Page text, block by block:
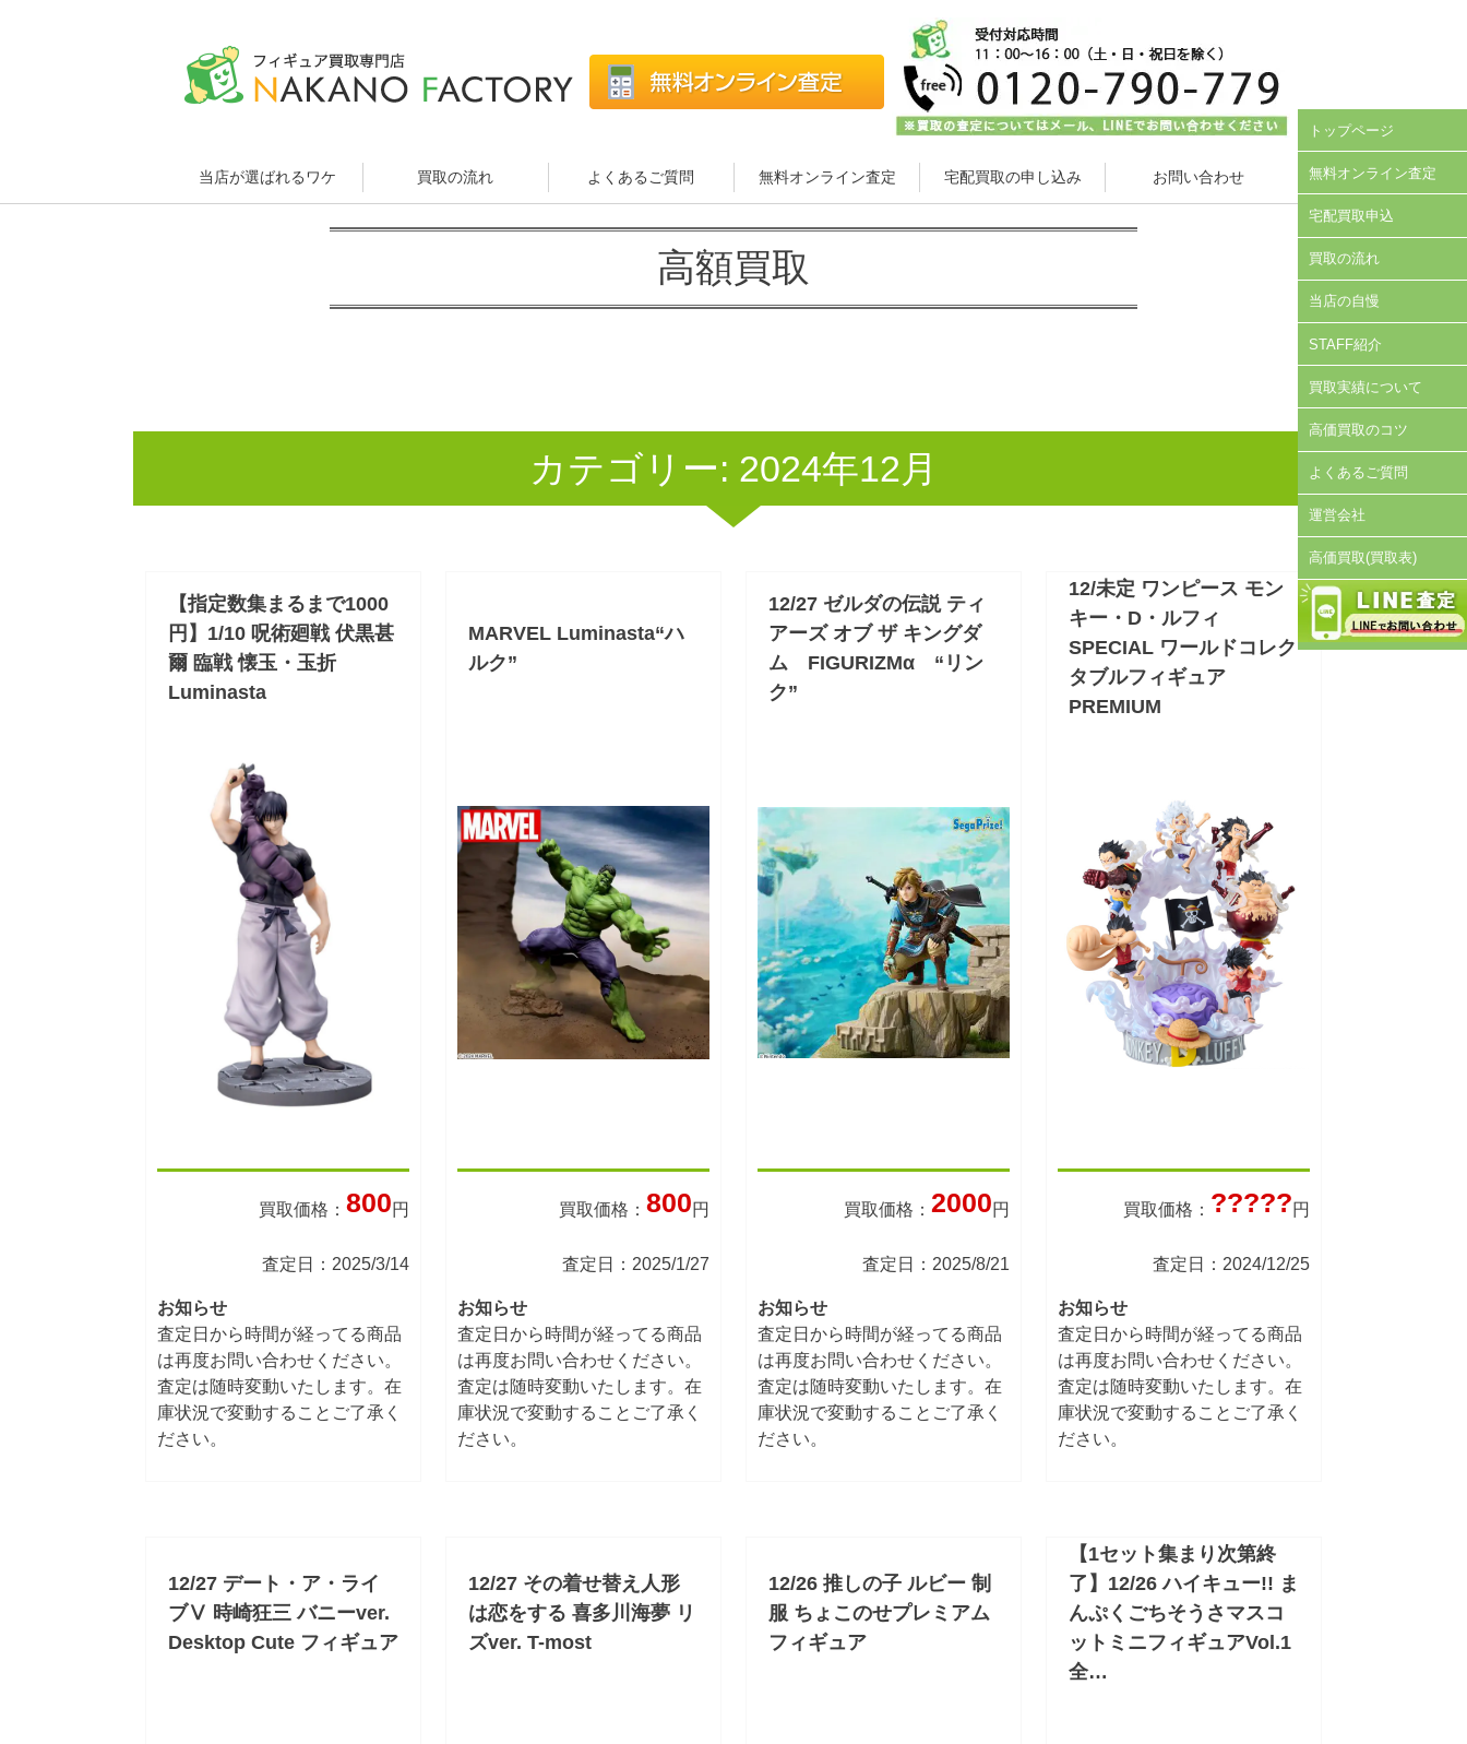
当店が選ばれるワケ 買取の流れ よくあるご質問 無料オンライン査定 宅配買取の申し込み お問い合わせ
高額買取
カテゴリー: 2024年12月
【指定数集まるまで1000
円】1/10 呪術廻戦 伏黒甚
爾 臨戦 懐玉・玉折
Luminasta
買取価格： 800円
査定日：2025/3/14
お知らせ
査定日から時間が経ってる商品
は再度お問い合わせください。
査定は随時変動いたします。在
庫状況で変動することご了承く
ださい。
MARVEL Luminasta“ハ
ルク”
買取価格： 800円
査定日：2025/1/27
お知らせ
査定日から時間が経ってる商品
は再度お問い合わせください。
査定は随時変動いたします。在
庫状況で変動することご了承く
ださい。
12/27 ゼルダの伝説 ティ
アーズ オブ ザ キングダ
ム FIGURIZMα “リン
ク”
買取価格： 2000円
査定日：2025/8/21
お知らせ
査定日から時間が経ってる商品
は再度お問い合わせください。
査定は随時変動いたします。在
庫状況で変動することご了承く
ださい。
12/未定 ワンピース モン
キー・D・ルフィ
SPECIAL ワールドコレク
タブルフィギュア
PREMIUM
買取価格： ?????円
査定日：2024/12/25
お知らせ
査定日から時間が経ってる商品
は再度お問い合わせください。
査定は随時変動いたします。在
庫状況で変動することご了承く
ださい。
12/27 デート・ア・ライ
ブⅤ 時崎狂三 バニーver.
Desktop Cute フィギュア
12/27 その着せ替え人形
は恋をする 喜多川海夢 リ
ズver. T-most
12/26 推しの子 ルビー 制
服 ちょこのせプレミアム
フィギュア
【1セット集まり次第終
了】12/26 ハイキュー!! ま
んぷくごちそうさマスコ
ットミニフィギュアVol.1
全…
トップページ
無料オンライン査定
宅配買取申込
買取の流れ
当店の自慢
STAFF紹介
買取実績について
高価買取のコツ
よくあるご質問
運営会社
高価買取(買取表)